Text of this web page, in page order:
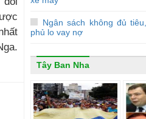
Ngân sách không đủ
phủ lo vay nợ
Tây Ban Nha